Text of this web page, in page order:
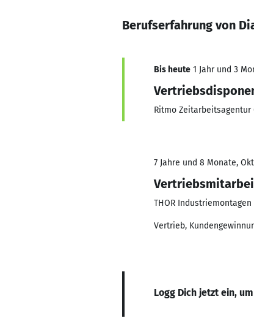
Berufserfahrung von
Bis heute 1 Jahr und 3
Ritmo Zeitarbeitsagentur
7 Jahre und 8 Monate,
THOR Industriemontagen
Vertrieb,
Logg Dich jetzt ein,